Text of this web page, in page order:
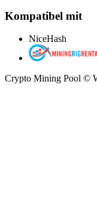
Kompatibel mit
NiceHash
Crypto Mining Pool ©